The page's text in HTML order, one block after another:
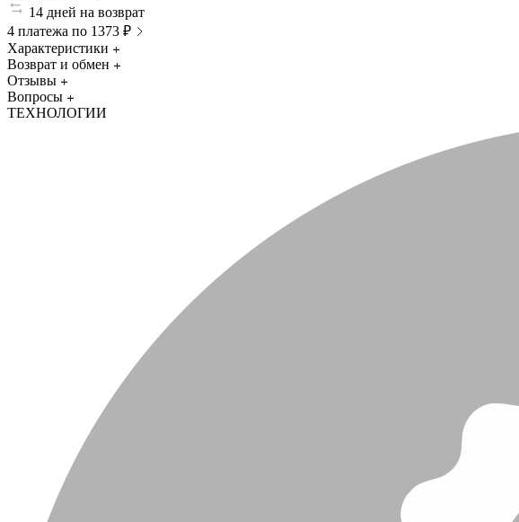
14 дней на возврат
4 платежа по 1373 ₽
Характеристики
Возврат и обмен
Отзывы
Вопросы
ТЕХНОЛОГИИ